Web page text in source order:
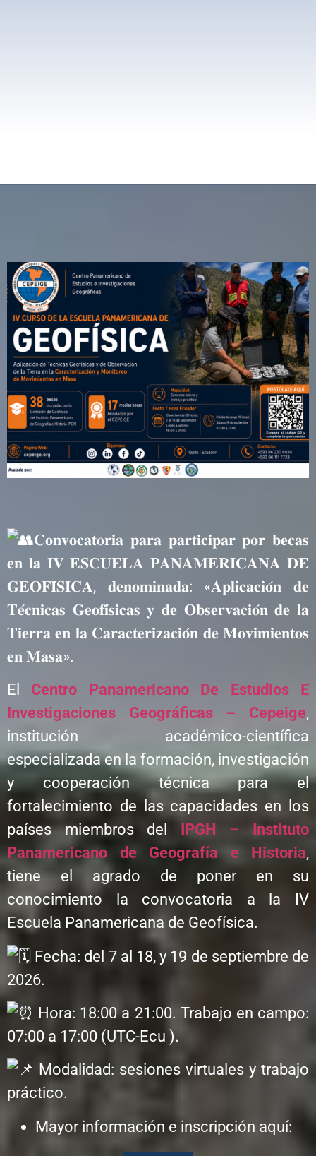
𝐂𝐨𝐧𝐯𝐨𝐜𝐚𝐭𝐨𝐫𝐢𝐚 𝐩𝐚𝐫𝐚 𝐩𝐚𝐫𝐭𝐢𝐜𝐢𝐩𝐚𝐫 𝐩𝐨𝐫 𝐛𝐞𝐜𝐚𝐬
𝐞𝐧 𝐥𝐚 𝐈𝐕 𝐄𝐒𝐂𝐔𝐄𝐋𝐀 𝐏𝐀𝐍𝐀𝐌𝐄𝐑𝐈𝐂𝐀𝐍𝐀 𝐃𝐄
𝐆𝐄𝐎𝐅𝐈́𝐒𝐈𝐂𝐀, 𝐝𝐞𝐧𝐨𝐦𝐢𝐧𝐚𝐝𝐚: «𝐀𝐩𝐥𝐢𝐜𝐚𝐜𝐢𝐨́𝐧 𝐝𝐞
𝐓𝐞́𝐜𝐧𝐢𝐜𝐚𝐬 𝐆𝐞𝐨𝐟𝐢́𝐬𝐢𝐜𝐚𝐬 𝐲 𝐝𝐞 𝐎𝐛𝐬𝐞𝐫𝐯𝐚𝐜𝐢𝐨́𝐧 𝐝𝐞 𝐥𝐚
𝐓𝐢𝐞𝐫𝐫𝐚 𝐞𝐧 𝐥𝐚 𝐂𝐚𝐫𝐚𝐜𝐭𝐞𝐫𝐢𝐳𝐚𝐜𝐢𝐨́𝐧 𝐝𝐞 𝐌𝐨𝐯𝐢𝐦𝐢𝐞𝐧𝐭𝐨𝐬
𝐞𝐧 𝐌𝐚𝐬𝐚».
El Centro Panamericano De Estudios E
Investigaciones Geográficas – Cepeige,
institución académico-científica
especializada en la formación, investigación
y cooperación técnica para el
fortalecimiento de las capacidades en los
países miembros del IPGH – Instituto
Panamericano de Geografía e Historia,
tiene el agrado de poner en su
conocimiento la convocatoria a la IV
Escuela Panamericana de Geofísica.
Fecha: del 7 al 18, y 19 de septiembre de
2026.
Hora: 18:00 a 21:00. Trabajo en campo:
07:00 a 17:00 (UTC-Ecu ).
Modalidad: sesiones virtuales y trabajo
práctico.
Mayor información e inscripción aquí: